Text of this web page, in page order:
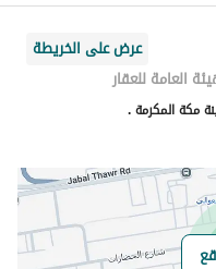
عرض على الخريطة
العامة للعقار
مكة المكرمة .